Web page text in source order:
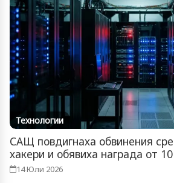
Технологии
САЩ повдигнаха обвинения
хакери и обявиха награда от
14 Юли 2026